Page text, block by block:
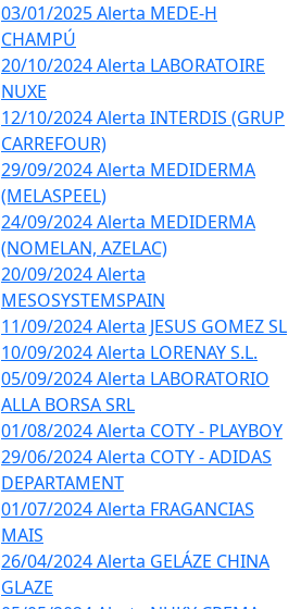
03/01/2025 Alerta MEDE-H
CHAMPÚ
20/10/2024 Alerta LABORATOIRE
NUXE
12/10/2024 Alerta INTERDIS (GRUP
CARREFOUR)
29/09/2024 Alerta MEDIDERMA
(MELASPEEL)
24/09/2024 Alerta MEDIDERMA
(NOMELAN, AZELAC)
20/09/2024 Alerta
MESOSYSTEMSPAIN
11/09/2024 Alerta JESUS GOMEZ SL
10/09/2024 Alerta LORENAY S.L.
05/09/2024 Alerta LABORATORIO
ALLA BORSA SRL
01/08/2024 Alerta COTY - PLAYBOY
29/06/2024 Alerta COTY - ADIDAS
DEPARTAMENT
01/07/2024 Alerta FRAGANCIAS
MAIS
26/04/2024 Alerta GELÁZE CHINA
GLAZE